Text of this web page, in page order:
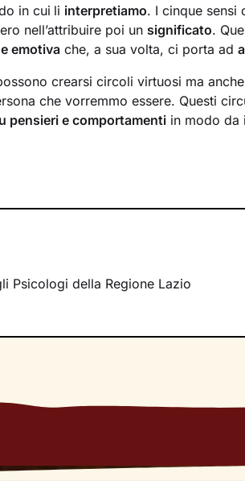
in cui li interpretiamo. I cinque sensi
nell’attribuire poi un significato.
emotiva che, a sua volta, ci porta ad
crearsi circoli virtuosi ma
che vorremmo essere. Questi
pensieri e comportamenti in modo da
prima di tutto a indagare quali siano
delle tue risorse internee
aiutarti a non perdere motivazione e
fatto? Il tanto desiderato
Psicologi della Regione Lazio